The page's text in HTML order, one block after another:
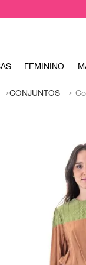
FEMININO
CONJUNTOS